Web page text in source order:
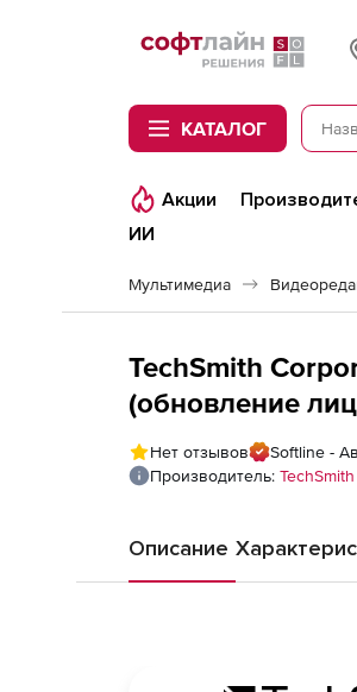
Softline
КАТАЛОГ
Акции
ИИ
Мультимедиа
TechSmith
(обновление
учреждений),
Нет отзывов
Softline -
Производитель:
Описание